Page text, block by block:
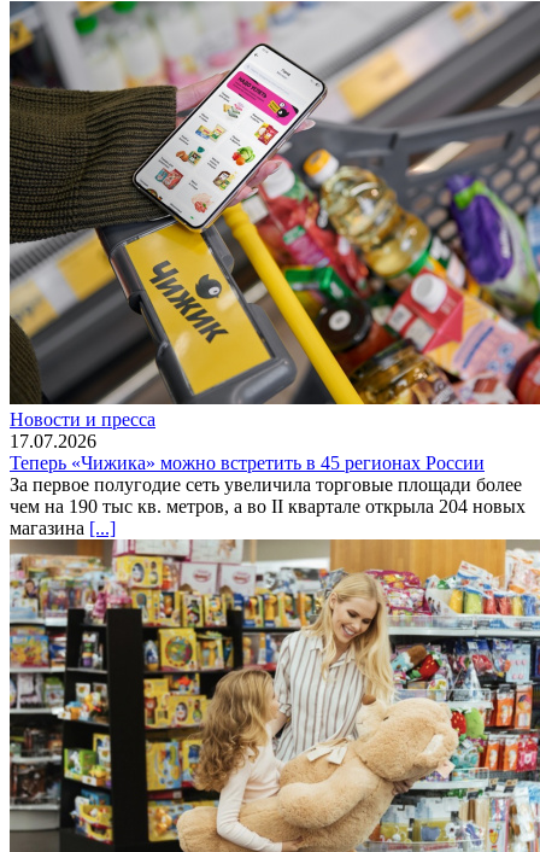
Новости и пресса
17.07.2026
Теперь «Чижика» можно встретить в 45 регионах России
За первое полугодие сеть увеличила торговые площади более
чем на 190 тыс кв. метров, а во II квартале открыла 204 новых
магазина [...]